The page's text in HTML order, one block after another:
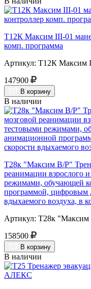
Т12К Максим III-01
комп. программа
Артикул: Т12К Максим
147900
В корзину
В наличии
Т28к "Максим В/Р"
реанимации взрослого
режимами, обучающей
программой, цифровым
вдыхаемого воздуха, в
Артикул: Т28к
158500
В корзину
В наличии